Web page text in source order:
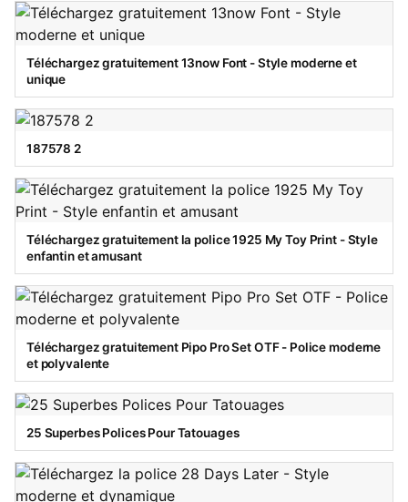
Téléchargez gratuitement 13now Font - Style moderne et
unique
187578 2
Téléchargez gratuitement la police 1925 My Toy Print - Style
enfantin et amusant
Téléchargez gratuitement Pipo Pro Set OTF - Police moderne
et polyvalente
25 Superbes Polices Pour Tatouages